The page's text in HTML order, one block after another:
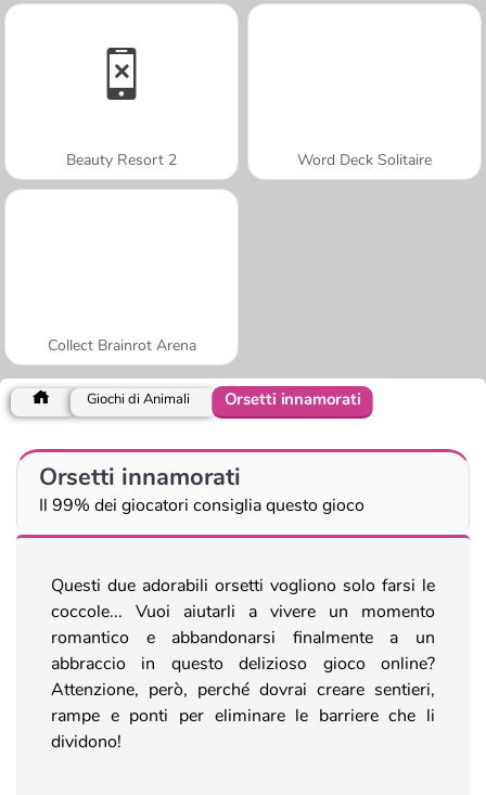
Beauty Resort 2 Word Deck Solitaire
Collect Brainrot Arena
Giochi di Animali Orsetti innamorati
Orsetti innamorati
Il 99% dei giocatori consiglia questo gioco
Questi due adorabili orsetti vogliono solo farsi le
coccole... Vuoi aiutarli a vivere un momento
romantico e abbandonarsi finalmente a un
abbraccio in questo delizioso gioco online?
Attenzione, però, perché dovrai creare sentieri,
rampe e ponti per eliminare le barriere che li
dividono!